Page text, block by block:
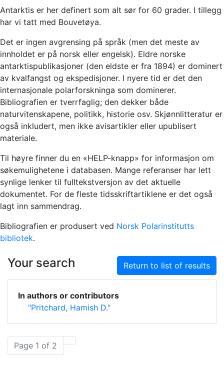
Antarktis er her definert som alt sør for 60 grader. I tillegg
har vi tatt med Bouvetøya.
Det er ingen avgrensing på språk (men det meste av
innholdet er på norsk eller engelsk). Eldre norske
antarktispublikasjoner (den eldste er fra 1894) er dominert
av kvalfangst og ekspedisjoner. I nyere tid er det den
internasjonale polarforskninga som dominerer.
Bibliografien er tverrfaglig; den dekker både
naturvitenskapene, politikk, historie osv. Skjønnlitteratur er
også inkludert, men ikke avisartikler eller upublisert
materiale.
Til høyre finner du en «HELP-knapp» for informasjon om
søkemulighetene i databasen. Mange referanser har lett
synlige lenker til fulltekstversjon av det aktuelle
dokumentet. For de fleste tidsskriftartiklene er det også
lagt inn sammendrag.
Bibliografien er produsert ved Norsk Polarinstitutts
bibliotek.
Your search Return to list of results
In authors or contributors
"Pritchard, Hamish D."
Page 1 of 2